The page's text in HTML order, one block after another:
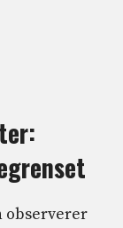
observerer